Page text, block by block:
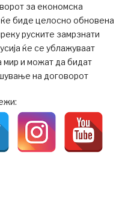
за економска
биде целосно обновена
руските замрзнати
ќе се ублажуваат
мир и можат да бидат
на договорот